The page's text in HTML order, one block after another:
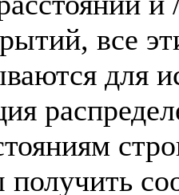
все
для
получить